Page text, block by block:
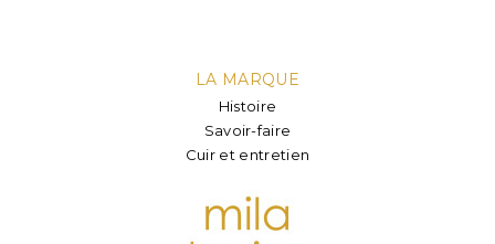
LA MARQUE
Histoire
Savoir-faire
Cuir et entretien